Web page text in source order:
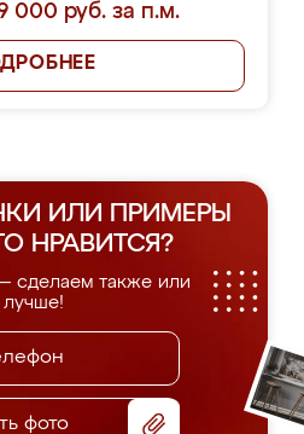
000 руб. за п.м.
ИЛИ ПРИМЕРЫ
НРАВИТСЯ?
сделаем также или
лучше!
фото